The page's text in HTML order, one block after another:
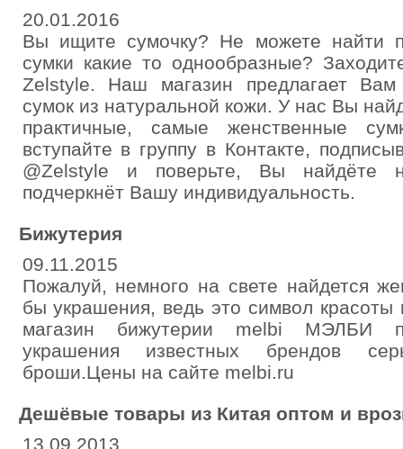
20.01.2016
Вы ищите сумочку? Не можете найти
сумки какие то однообразные?
Zelstyle. Наш магазин предлагает
сумок из натуральной кожи. У нас Вы
практичные, самые женственные
вступайте в группу в Контакте,
@Zelstyle и поверьте, Вы найдёте
подчеркнёт Вашу индивидуальность.
Бижутерия
09.11.2015
Пожалуй, немного на свете найдется
бы украшения, ведь это символ красоты
магазин бижутерии melbi МЭЛБИ
украшения известных брендов
броши.Цены на сайте melbi.ru
Дешёвые товары из Китая оптом и
13.09.2013